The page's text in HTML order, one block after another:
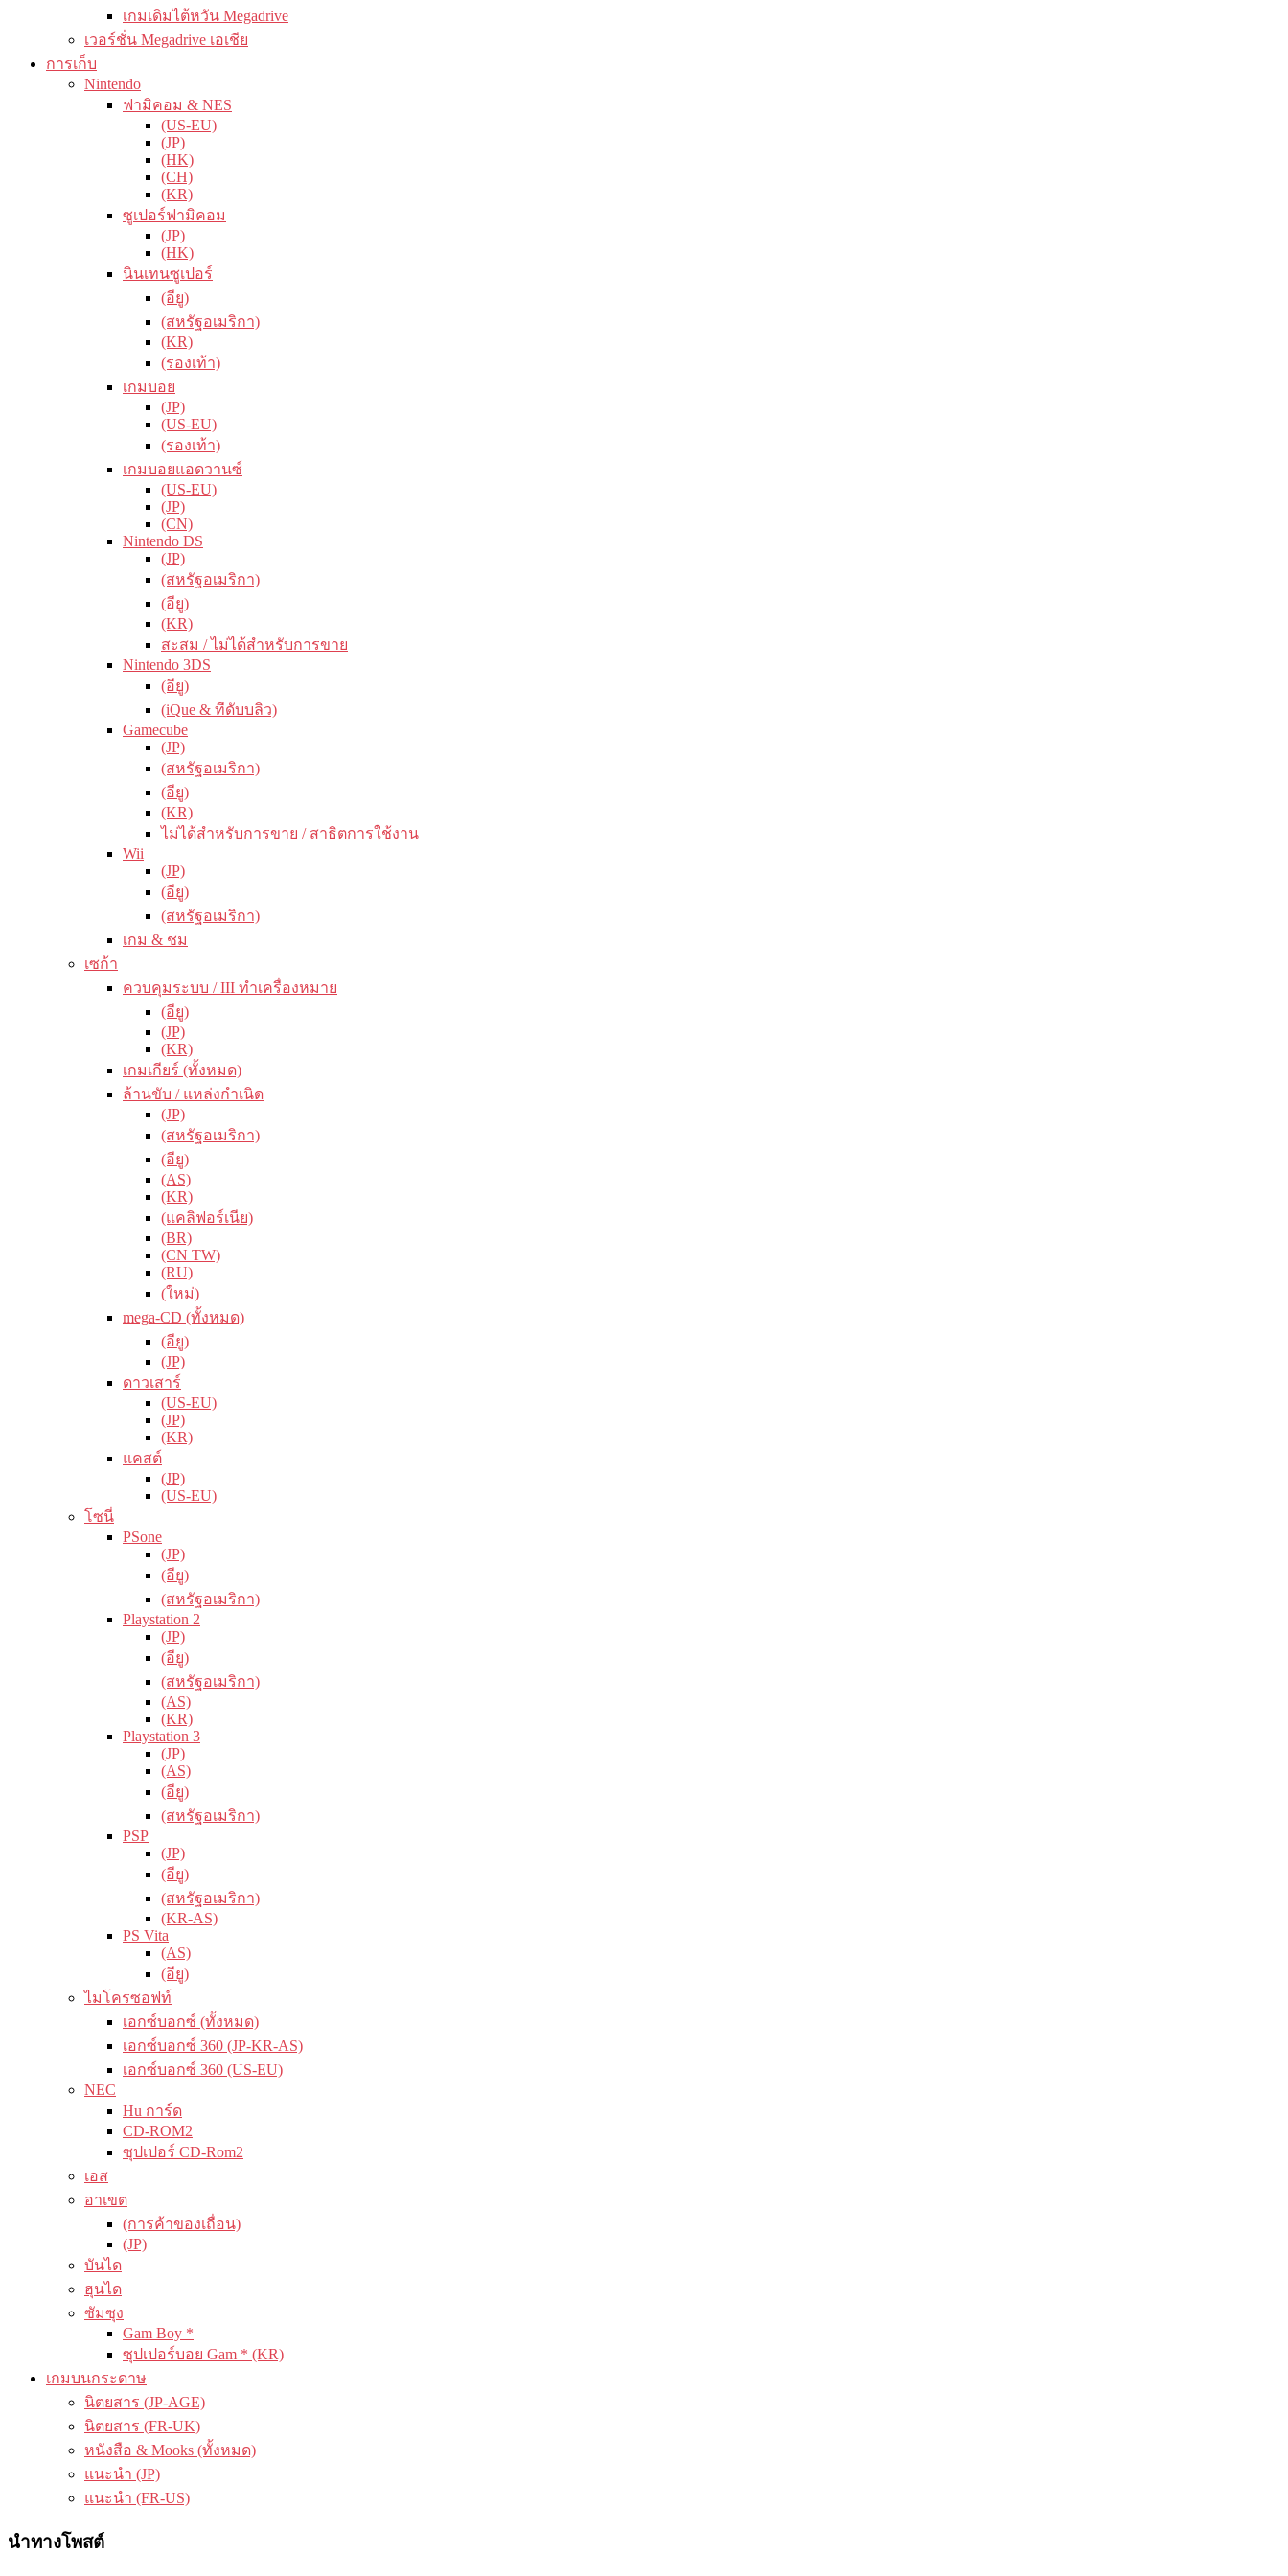
เกมเดิมไต้หวัน Megadrive
เวอร์ชั่น Megadrive เอเชีย
การเก็บ
Nintendo
ฟามิคอม & NES
(US-EU)
(JP)
(HK)
(CH)
(KR)
ซูเปอร์ฟามิคอม
(JP)
(HK)
นินเทนซูเปอร์
(อียู)
(สหรัฐอเมริกา)
(KR)
(รองเท้า)
เกมบอย
(JP)
(US-EU)
(รองเท้า)
เกมบอยแอดวานซ์
(US-EU)
(JP)
(CN)
Nintendo DS
(JP)
(สหรัฐอเมริกา)
(อียู)
(KR)
สะสม / ไม่ได้สำหรับการขาย
Nintendo 3DS
(อียู)
(iQue & ทีดับบลิว)
Gamecube
(JP)
(สหรัฐอเมริกา)
(อียู)
(KR)
ไม่ได้สำหรับการขาย / สาธิตการใช้งาน
Wii
(JP)
(อียู)
(สหรัฐอเมริกา)
เกม & ชม
เซก้า
ควบคุมระบบ / III ทำเครื่องหมาย
(อียู)
(JP)
(KR)
เกมเกียร์ (ทั้งหมด)
ล้านขับ / แหล่งกำเนิด
(JP)
(สหรัฐอเมริกา)
(อียู)
(AS)
(KR)
(แคลิฟอร์เนีย)
(BR)
(CN TW)
(RU)
(ใหม่)
mega-CD (ทั้งหมด)
(อียู)
(JP)
ดาวเสาร์
(US-EU)
(JP)
(KR)
แคสต์
(JP)
(US-EU)
โซนี่
PSone
(JP)
(อียู)
(สหรัฐอเมริกา)
Playstation 2
(JP)
(อียู)
(สหรัฐอเมริกา)
(AS)
(KR)
Playstation 3
(JP)
(AS)
(อียู)
(สหรัฐอเมริกา)
PSP
(JP)
(อียู)
(สหรัฐอเมริกา)
(KR-AS)
PS Vita
(AS)
(อียู)
ไมโครซอฟท์
เอกซ์บอกซ์ (ทั้งหมด)
เอกซ์บอกซ์ 360 (JP-KR-AS)
เอกซ์บอกซ์ 360 (US-EU)
NEC
Hu การ์ด
CD-ROM2
ซุปเปอร์ CD-Rom2
เอส
อาเขต
(การค้าของเถื่อน)
(JP)
บันได
ฮุนได
ซัมซุง
Gam Boy *
ซุปเปอร์บอย Gam * (KR)
เกมบนกระดาษ
นิตยสาร (JP-AGE)
นิตยสาร (FR-UK)
หนังสือ & Mooks (ทั้งหมด)
แนะนำ (JP)
แนะนำ (FR-US)
นำทางโพสต์